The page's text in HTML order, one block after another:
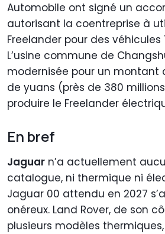
Automobile ont signé un
autorisant la coentreprise à
Freelander pour des véhicules
L’usine commune de
modernisée pour un montant
de yuans (près de 380
produire le Freelander
En bref
Jaguar n’a actuellement
catalogue, ni thermique ni
Jaguar 00 attendu en 2027
onéreux. Land Rover, de son
plusieurs modèles